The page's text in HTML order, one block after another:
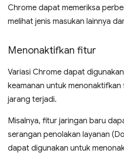
Chrome dapat memeriksa
melihat jenis masukan lainnya
Menonaktifkan fitur
Variasi Chrome dapat
keamanan untuk menonaktifkan
jarang terjadi.
Misalnya, fitur jaringan baru
serangan penolakan layanan
dapat digunakan untuk